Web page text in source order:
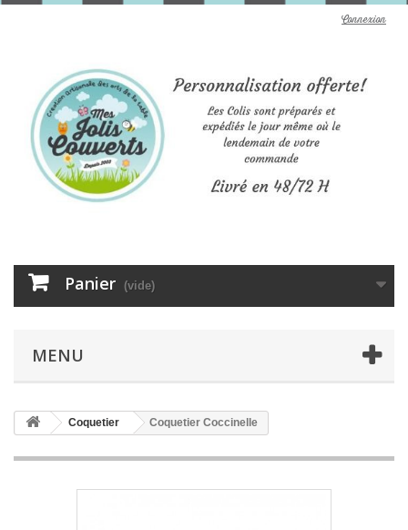
Connexion
Panier (vide)
MENU
Coquetier Coquetier Coccinelle